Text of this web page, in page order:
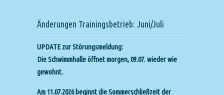
Änderungen Trainingsbetrieb: Juni/Juli
UPDATE zur Störungsmeldung:
Die Schwimmhalle öffnet morgen, 09.07. wieder wie
gewohnt.
Am 11.07.2026 beginnt die Sommerschließzeit der